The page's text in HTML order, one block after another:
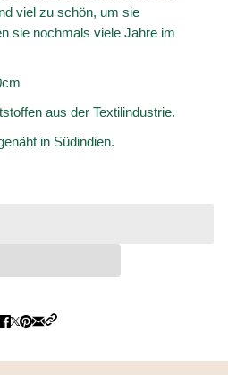
viel zu schön, um sie
sie nochmals viele Jahre im
aus der Textilindustrie.
in Südindien.